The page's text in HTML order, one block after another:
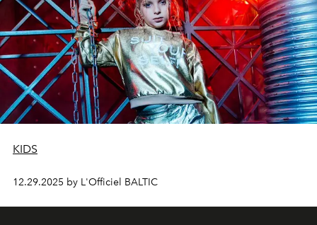
KIDS
12.29.2025 by L'Officiel BALTIC